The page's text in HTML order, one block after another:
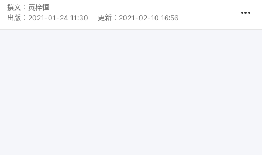
撰文： 黃梓恒
出版： 2021-01-24 11:30 更新： 2021-02-10 16:56